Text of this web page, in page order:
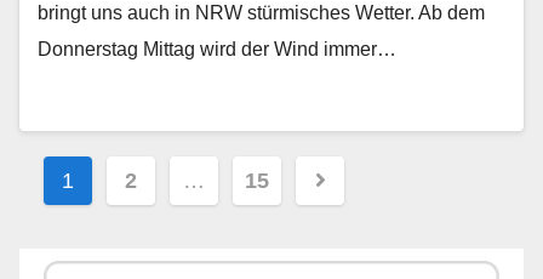
bringt uns auch in NRW stürmisches Wetter. Ab dem
Donnerstag Mittag wird der Wind immer…
Beitragsnavigation
1 2 … 15